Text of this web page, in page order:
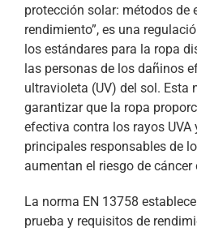
protección solar: métodos de
rendimiento”, es una
los estándares para la ropa
las personas de los dañinos
ultravioleta (UV) del sol. Esta
garantizar que la ropa
efectiva contra los rayos UVA
principales responsables de
aumentan el riesgo de cáncer
La norma EN 13758
prueba y requisitos de